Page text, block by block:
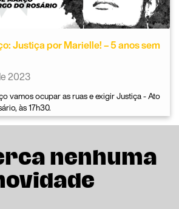
Justiça por Marielle! – 5 anos sem
2023
vamos ocupar as ruas e exigir Justiça - Ato
às 17h30.
nenhuma